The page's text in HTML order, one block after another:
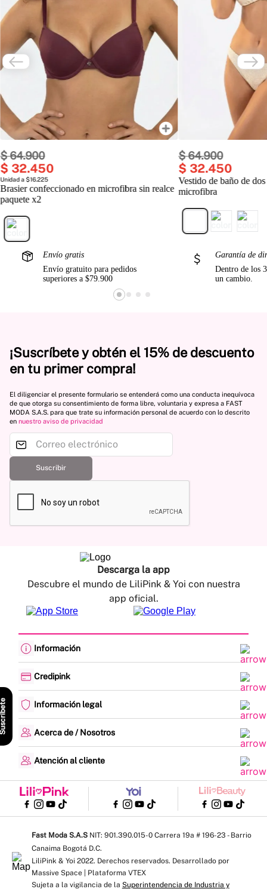
$64.900
$ 32.450
Unidad a $16.225
Brasier confeccionado en microfibra sin realce
paquete x2
$64.900
$ 32.450
Vestido de baño de
microfibra
Envío gratis
Envío gratuito para pedidos
superiores a $79.900
Garantía de
Dentro de los
un cambio.
¡Suscríbete y obtén el 15% de descuento
en tu primer compra!
El diligenciar el presente formulario se entenderá como una conducta inequívoca
de que otorga su consentimiento de forma libre, voluntaria y expresa a FAST
MODA S.A.S. para que trate su información personal de acuerdo con lo descrito
en nuestro aviso de privacidad
Suscribir
Descarga la app
Descubre el mundo de LiliPink & Yoi con nuestra
app oficial.
Información
Política de envíos
Centro de Ayuda
Preguntas frecuentes
Encuesta de Satisfacción
Credipink
Paga aquí tu Credi-Pink
Actualización de datos
Información legal
Política de tratamiento de datos personales
Acerca de / Nosotros
Nuestras tiendas
Contrato de compraventa
Atención al cliente
Escríbenos: servicioalcliente@fastmoda.com.co
Línea Cartera: 324 100 0017 │ Ext: 1011 - 1019 - 1020 - 1003
Fast Moda S.A.SNIT: 901.390.015-0 Carrera 19a # 196-23 - Barrio
Canaima Bogotá D.C.
LiliPink & Yoi 2022. Derechos reservados. Desarrollado por
Massive Space | Plataforma VTEX
Sujeta a la vigilancia de la Superintendencia de Industria y